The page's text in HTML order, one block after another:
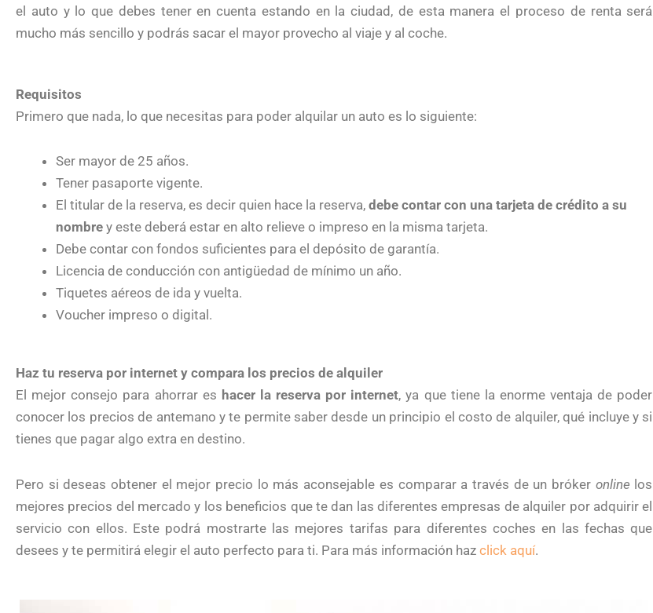
el auto y lo que debes tener en cuenta estando en la ciudad, de esta manera el proceso de renta será
mucho más sencillo y podrás sacar el mayor provecho al viaje y al coche.
Requisitos
Primero que nada, lo que necesitas para poder alquilar un auto es lo siguiente:
Ser mayor de 25 años.
Tener pasaporte vigente.
El titular de la reserva, es decir quien hace la reserva, debe contar con una tarjeta de crédito a su
nombre y este deberá estar en alto relieve o impreso en la misma tarjeta.
Debe contar con fondos suficientes para el depósito de garantía.
Licencia de conducción con antigüedad de mínimo un año.
Tiquetes aéreos de ida y vuelta.
Voucher impreso o digital.
Haz tu reserva por internet y compara los precios de alquiler
El mejor consejo para ahorrar es hacer la reserva por internet, ya que tiene la enorme ventaja de poder
conocer los precios de antemano y te permite saber desde un principio el costo de alquiler, qué incluye y si
tienes que pagar algo extra en destino.
Pero si deseas obtener el mejor precio lo más aconsejable es comparar a través de un bróker online los
mejores precios del mercado y los beneficios que te dan las diferentes empresas de alquiler por adquirir el
servicio con ellos. Este podrá mostrarte las mejores tarifas para diferentes coches en las fechas que
desees y te permitirá elegir el auto perfecto para ti. Para más información haz click aquí.